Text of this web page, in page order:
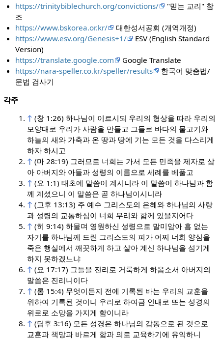
https://trinitybiblechurch.org/convictions/
"믿는 교리" 참
조
https://www.bskorea.or.kr/
대한성서공회 (개역개정)
https://www.esv.org/Genesis+1/
ESV (English Standard
Version)
https://translate.google.com
Google Translate
https://nara-speller.co.kr/speller/results
한국어 맞춤법/
문법 검사기
각주
↑ (창 1:26) 하나님이 이르시되 우리의 형상을 따라 우리의
모양대로 우리가 사람을 만들고 그들로 바다의 물고기와
하늘의 새와 가축과 온 땅과 땅에 기는 모든 것을 다스리게
하자 하시고
↑ (마 28:19) 그러므로 너희는 가서 모든 민족을 제자로 삼
아 아버지와 아들과 성령의 이름으로 세례를 베풀고
↑ (요 1:1) 태초에 말씀이 계시니라 이 말씀이 하나님과 함
께 계셨으니 이 말씀은 곧 하나님이시니라
↑ (고후 13:13) 주 예수 그리스도의 은혜와 하나님의 사랑
과 성령의 교통하심이 너희 무리와 함께 있을지어다
↑ (히 9:14) 하물며 영원하신 성령으로 말미암아 흠 없는
자기를 하나님께 드린 그리스도의 피가 어찌 너희 양심을
죽은 행실에서 깨끗하게 하고 살아 계신 하나님을 섬기게
하지 못하겠느냐
↑ (요 17:17) 그들을 진리로 거룩하게 하옵소서 아버지의
말씀은 진리니이다
↑ (롬 15:4) 무엇이든지 전에 기록된 바는 우리의 교훈을
위하여 기록된 것이니 우리로 하여금 인내로 또는 성경의
위로로 소망을 가지게 함이니라
↑ (딤후 3:16) 모든 성경은 하나님의 감동으로 된 것으로
교훈과 책망과 바르게 함과 의로 교육하기에 유익하니